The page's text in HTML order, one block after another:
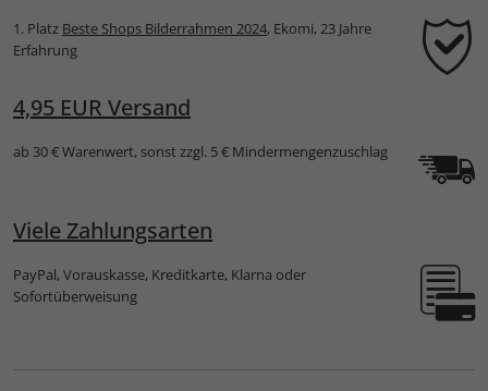
1. Platz Beste Shops Bilderrahmen 2024, Ekomi, 23 Jahre
Erfahrung
4,95 EUR Versand
ab 30 € Warenwert, sonst zzgl. 5 € Mindermengenzuschlag
Viele Zahlungsarten
PayPal, Vorauskasse, Kreditkarte, Klarna oder
Sofortüberweisung